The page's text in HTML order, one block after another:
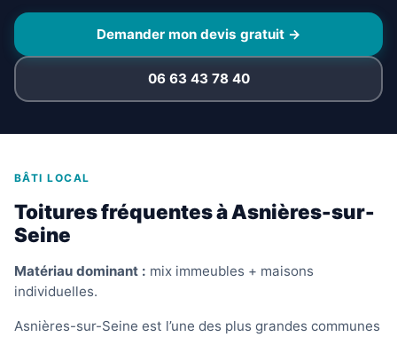
Demander mon devis gratuit →
06 63 43 78 40
BÂTI LOCAL
Toitures fréquentes à Asnières-sur-
Seine
Matériau dominant : mix immeubles + maisons
individuelles.
Asnières-sur-Seine est l’une des plus grandes communes